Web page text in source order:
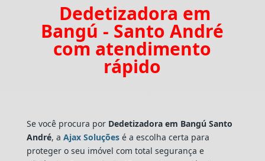
Dedetizadora em
Bangú - Santo André
com atendimento
rápido
Se você procura por Dedetizadora em Bangú Santo
André, a Ajax Soluçõesé a escolha certa para
proteger o seu imóvel com total segurança e